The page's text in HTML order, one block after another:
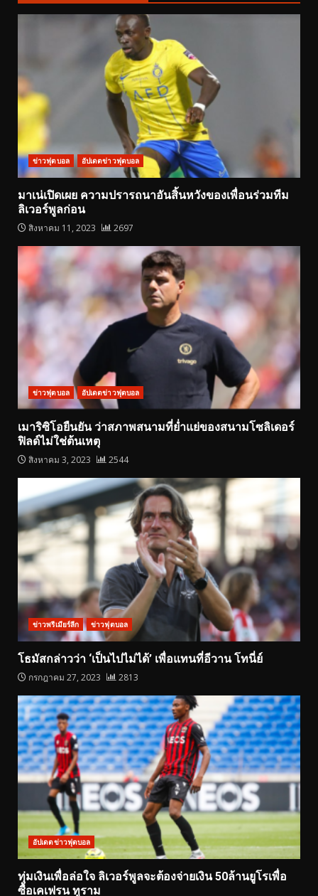
ข่าวฟุตบอล อัปเดตข่าวฟุตบอล
มาเน่เปิดเผย ความปรารถนาอันสิ้นหวังของเพื่อนร่วมทีม
ลิเวอร์พูลก่อน
สิงหาคม 11, 2023 2697
ข่าวฟุตบอล อัปเดตข่าวฟุตบอล
เมาริซิโอยืนยัน ว่าสภาพสนามที่ย่ำแย่ของสนามโซลิเดอร์
ฟิลด์ไม่ใช่ต้นเหตุ
สิงหาคม 3, 2023 2544
ข่าวพรีเมียร์ลีก ข่าวฟุตบอล
โธมัสกล่าวว่า ‘เป็นไปไม่ได้’ เพื่อแทนที่อีวาน โทนี่ย์
กรกฎาคม 27, 2023 2813
อัปเดตข่าวฟุตบอล
ทุ่มเงินเพื่อล่อใจ ลิเวอร์พูลจะต้องจ่ายเงิน 50ล้านยูโรเพื่อ
ซื้อเคเฟรน ทูราม